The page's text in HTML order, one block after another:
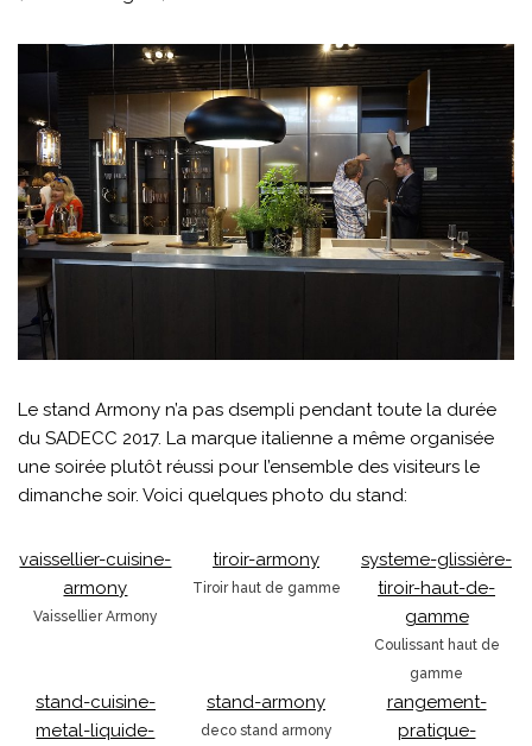
Le stand Armony n’a pas dsempli pendant toute la durée
du SADECC 2017. La marque italienne a même organisée
une soirée plutôt réussi pour l’ensemble des visiteurs le
dimanche soir. Voici quelques photo du stand:
vaissellier-cuisine-
armony
Vaissellier Armony
tiroir-armony
Tiroir haut de gamme
systeme-glissière-
tiroir-haut-de-
gamme
Coulissant haut de
gamme
stand-cuisine-
metal-liquide-
stand-armony
deco stand armony
rangement-
pratique-